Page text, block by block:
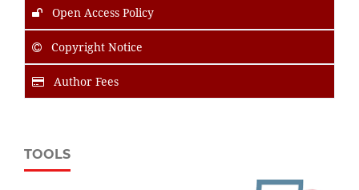
Open Access Policy
Copyright Notice
Author Fees
TOOLS